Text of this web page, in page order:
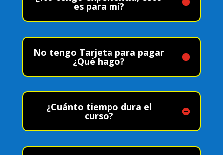
es para mí?
No tengo Tarjeta para pagar
¿Qué hago?
¿Cuánto tiempo dura el
curso?